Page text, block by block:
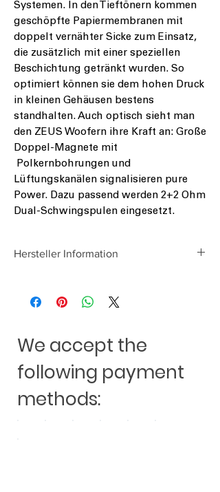
Systemen. In den Tieftönern kommen
geschöpfte Papiermembranen mit
doppelt vernähter Sicke zum Einsatz,
die zusätzlich mit einer speziellen
Beschichtung getränkt wurden. So
optimiert können sie dem hohen Druck
in kleinen Gehäusen bestens
standhalten. Auch optisch sieht man
den ZEUS Woofern ihre Kraft an: Große
Doppel-Magnete mit
Polkernbohrungen und
Lüftungskanälen signalisieren pure
Power. Dazu passend werden 2+2 Ohm
Dual-Schwingspulen eingesetzt.
Hersteller Information
Am Breilingsweg 3
We accept the
following payment
methods: